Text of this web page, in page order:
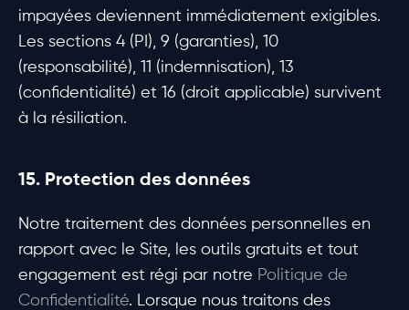
impayées deviennent immédiatement exigibles.
Les sections 4 (PI), 9 (garanties), 10
(responsabilité), 11 (indemnisation), 13
(confidentialité) et 16 (droit applicable) survivent
à la résiliation.
15. Protection des données
Notre traitement des données personnelles en
rapport avec le Site, les outils gratuits et tout
engagement est régi par notre Politique de
Confidentialité. Lorsque nous traitons des